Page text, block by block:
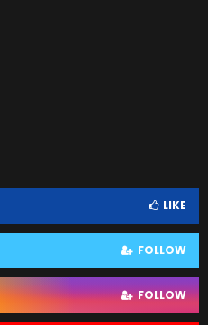
LIKE
FOLLOW
FOLLOW